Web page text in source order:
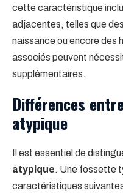
cette caractéristique
adjacentes, telles que
naissance ou encore des
associés peuvent
supplémentaires.
Différences
atypique
Il est essentiel de
atypique. Une fossette
caractéristiques